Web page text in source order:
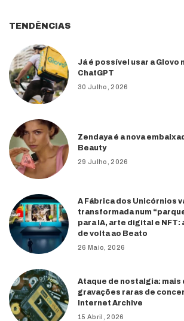
TENDÊNCIAS
Já é possível usar a Glovo
ChatGPT
30 Julho, 2026
Zendaya é a nova
Beauty
29 Julho, 2026
A Fábrica dos Unicórnios
transformada num
para IA, arte digital e NFT:
de volta ao Beato
26 Maio, 2026
Ataque de nostalgia: mais
gravações raras de
Internet Archive
15 Abril, 2026